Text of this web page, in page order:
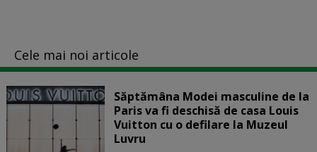
Cele mai noi articole
Săptămâna Modei masculine de la
Paris va fi deschisă de casa Louis
Vuitton cu o defilare la Muzeul
Luvru